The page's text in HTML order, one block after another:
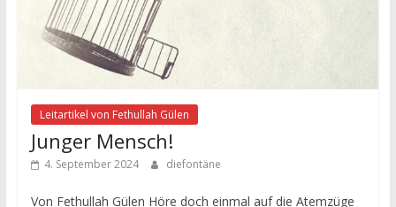
Leitartikel von Fethullah Gülen
Junger Mensch!
4. September 2024 diefontäne
Von Fethullah Gülen Höre doch einmal auf die Atemzüge